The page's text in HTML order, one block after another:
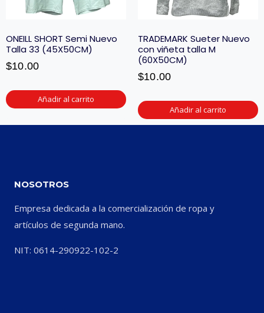
ONEILL SHORT Semi Nuevo
Talla 33 (45X50CM)
$10.00
Añadir al carrito
TRADEMARK Sueter Nuevo
con viñeta talla M
(60X50CM)
$10.00
Añadir al carrito
NOSOTROS
Empresa dedicada a la comercialización de ropa y
artículos de segunda mano.
NIT: 0614-290922-102-2